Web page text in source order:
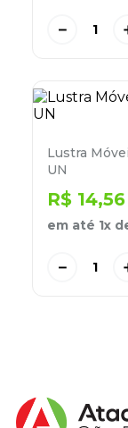
－
Lustra
UN
R$ 14,56
em até 1x
－